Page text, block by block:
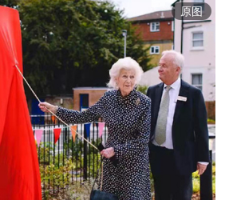
原图